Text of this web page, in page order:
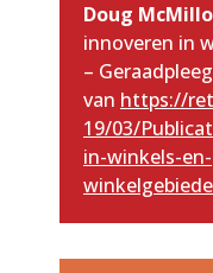
Doug
innoveren in
–
van https://
19/03/
in-winkels-en-